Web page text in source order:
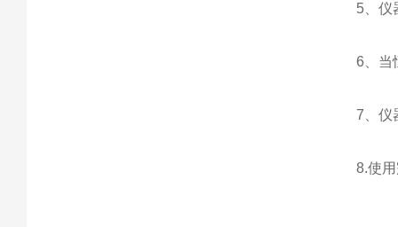
5、仪
6、当
7、仪
8.使